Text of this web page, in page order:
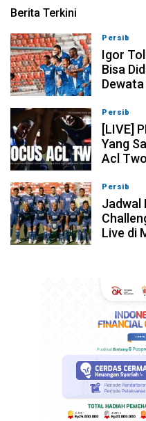
Berita Terkini
Persib
Igor
Bisa
Persib
[LIVE]
Yang
Acl
Persib
Jadwal
Live di